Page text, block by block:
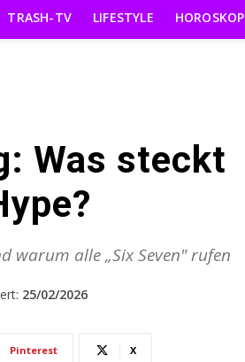
TRASH-TV LIFESTYLE HOROSKOP
Was steckt
warum alle „Six Seven" rufen
25/02/2026
Pinterest X